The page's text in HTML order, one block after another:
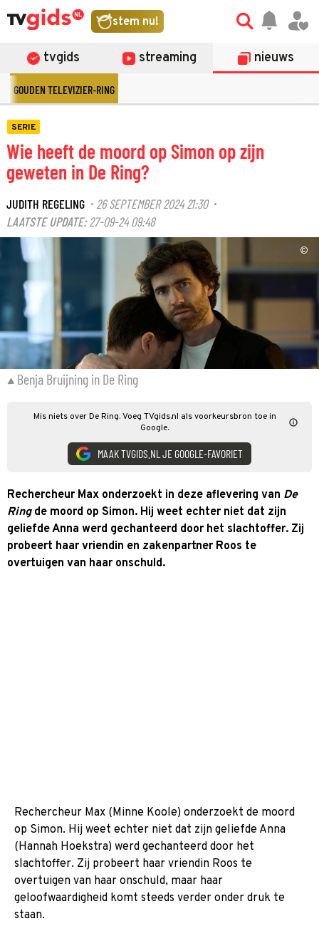
stem nu!
tvgids streaming nieuws
GOUDEN TELEVIZIER-RING
SERIE
Wie heeft de moord op Simon op zijn
geweten in De Ring?
JUDITH REGELING · 26 SEPTEMBER 2024 21:30·
LAATSTE UPDATE: 27-09-24 09:48
©
Benja Bruijning in De Ring
Mis niets over De Ring. Voeg TVgids.nl als voorkeursbron toe in
Google.
MAAK TVGIDS.NL JE GOOGLE-FAVORIET
Rechercheur Max onderzoekt in deze aflevering van De
Ringde moord op Simon. Hij weet echter niet dat zijn
geliefde Anna werd gechanteerd door het slachtoffer. Zij
probeert haar vriendin en zakenpartner Roos te
overtuigen van haar onschuld.
Rechercheur Max (Minne Koole) onderzoekt de moord
op Simon. Hij weet echter niet dat zijn geliefde Anna
(Hannah Hoekstra) werd gechanteerd door het
slachtoffer. Zij probeert haar vriendin Roos te
overtuigen van haar onschuld, maar haar
geloofwaardigheid komt steeds verder onder druk te
staan.